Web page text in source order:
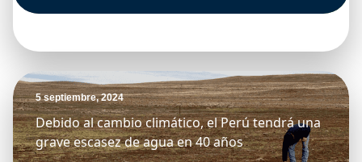
5 septiembre, 2024
Debido al cambio climático, el Perú tendrá una
grave escasez de agua en 40 años